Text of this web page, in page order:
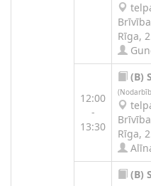
Rīga,
12:00
-
13:30
(B)
Rīga,
(B)